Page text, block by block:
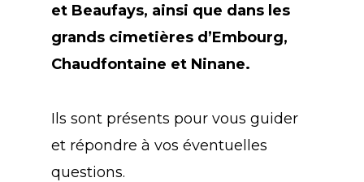
et Beaufays, ainsi que dans les
grands cimetières d’Embourg,
Chaudfontaine et Ninane.
Ils sont présents pour vous guider
et répondre à vos éventuelles
questions.